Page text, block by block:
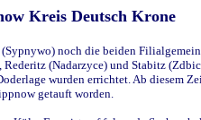
Kreis Deutsch Krone
noch die beiden
(Nadarzyce) und Stabitz
wurden errichtet. Ab diesem
getauft worden.